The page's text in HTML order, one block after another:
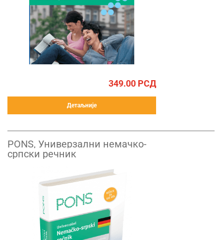
349.00 РСД
Детаљније
PONS, Универзални немачко-
српски речник